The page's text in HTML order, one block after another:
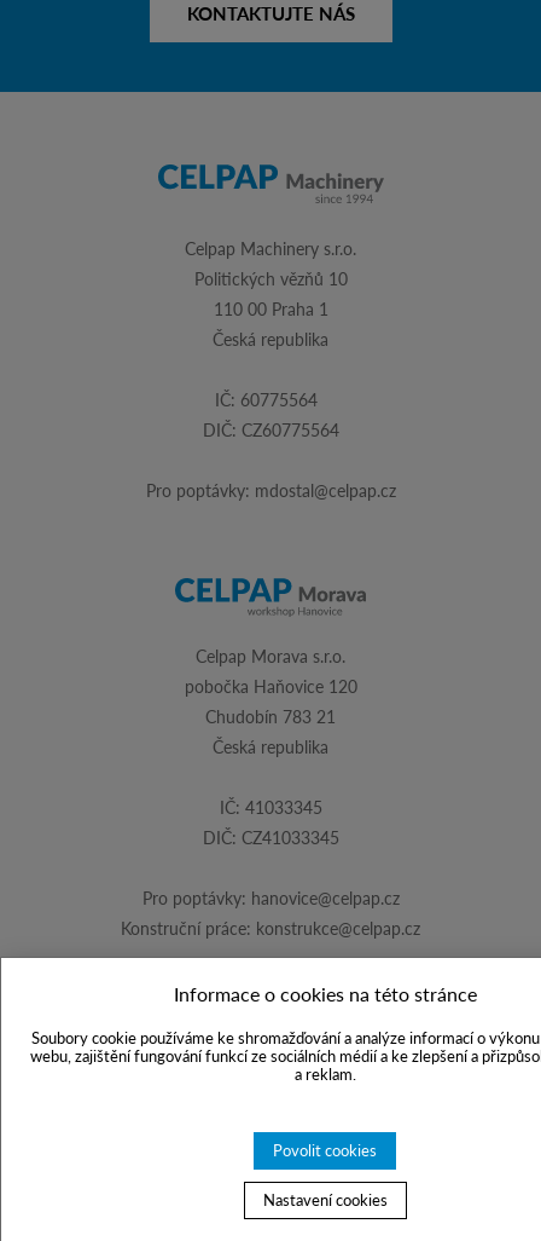
Informace o cookies na této stránce
Soubory cookie používáme ke shromažďování a analýze informací o
webu, zajištění fungování funkcí ze sociálních médií a ke zlepšení a
a reklam.
Povolit cookies
Nastavení cookies
KONTAKTUJTE NÁS
Celpap Machinery s.r.o.
Politických vězňů 10
110 00 Praha 1
Česká republika
IČ: 60775564
DIČ: CZ60775564
Pro poptávky: mdostal@celpap.cz
Celpap Morava s.r.o.
pobočka Haňovice 120
Chudobín 783 21
Česká republika
IČ: 41033345
DIČ: CZ41033345
Pro poptávky: hanovice@celpap.cz
Konstruční práce: konstrukce@celpap.cz
Vytvořila společnostPS Works s. r. o.